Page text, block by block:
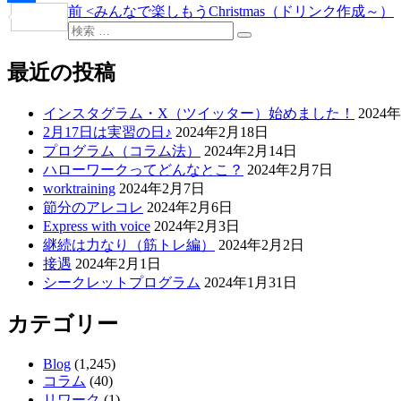
共
有
投
ナ
過
去
投
稿
前 <みんなで楽しもうChristmas（ドリンク作成～）
検
検
最近の投稿
インスタグラム・X（ツイッター）始めました！
2024
2月17日は実習の日♪ 2024年2月18日
プログラム（コラム法）
2024年2月14日
ハローワークってどんなとこ？ 2024年2月7日
worktraining 2024年2月7日
節分のアレコレ 2024年2月6日
Express with voice 2024年2月3日
継続は力なり（筋トレ編）
2024年2月2日
接遇 2024年2月1日
シークレットプログラム 2024年1月31日
カテゴリー
Blog (1,245)
コラム (40)